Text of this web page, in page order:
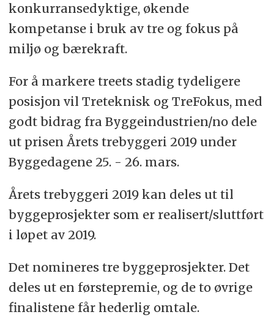
konkurransedyktige, økende
kompetanse i bruk av tre og fokus på
miljø og bærekraft.
For å markere treets stadig tydeligere
posisjon vil Treteknisk og TreFokus, med
godt bidrag fra Byggeindustrien/no dele
ut prisen Årets trebyggeri 2019 under
Byggedagene 25. - 26. mars.
Årets trebyggeri 2019 kan deles ut til
byggeprosjekter som er realisert/sluttført
i løpet av 2019.
Det nomineres tre byggeprosjekter. Det
deles ut en førstepremie, og de to øvrige
finalistene får hederlig omtale.